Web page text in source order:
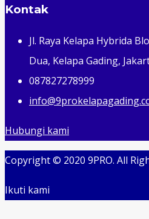
Kontak
Jl. Raya Kelapa Hybrida
Dua, Kelapa Gading,
087827278999
Hubungi kami
Copyright © 2020 9PRO. All
Ikuti kami